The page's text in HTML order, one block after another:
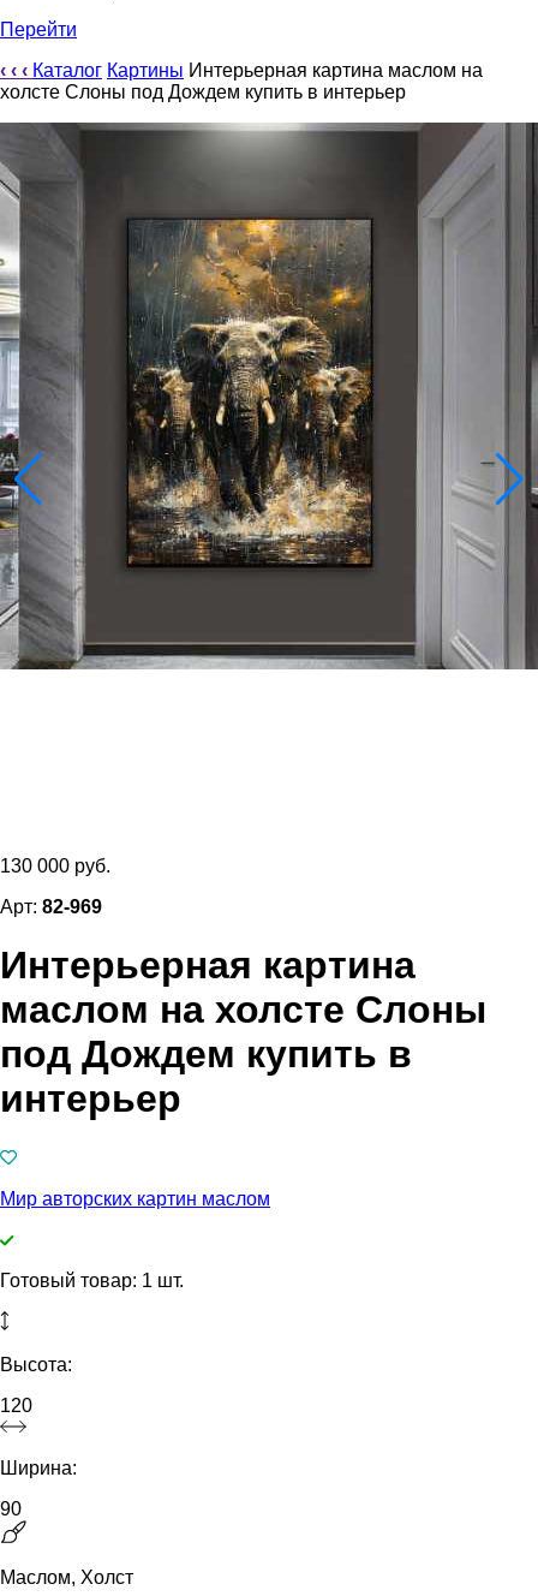
Перейти
‹ ‹ ‹ Каталог Картины Интерьерная картина маслом на
холсте Слоны под Дождем купить в интерьер
130 000 руб.
Арт: 82-969
Интерьерная картина
маслом на холсте Слоны
под Дождем купить в
интерьер
Мир авторских картин маслом
Готовый товар: 1 шт.
Высота:
120
Ширина:
90
Маслом, Холст